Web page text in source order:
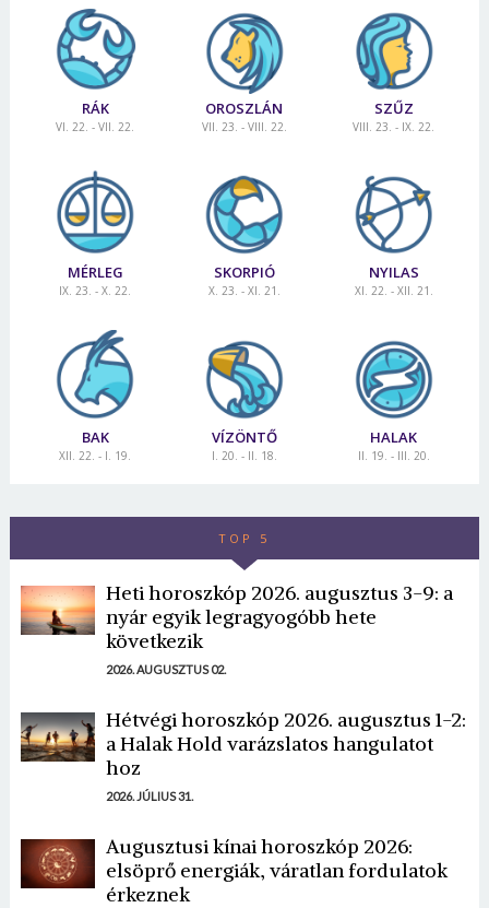
RÁK
VI. 22. - VII. 22.
OROSZLÁN
VII. 23. - VIII. 22.
SZŰZ
VIII. 23. - IX. 22.
MÉRLEG
IX. 23. - X. 22.
SKORPIÓ
X. 23. - XI. 21.
NYILAS
XI. 22. - XII. 21.
BAK
XII. 22. - I. 19.
VÍZÖNTŐ
I. 20. - II. 18.
HALAK
II. 19. - III. 20.
TOP 5
Heti horoszkóp 2026. augusztus 3-9: a
nyár egyik legragyogóbb hete
következik
2026. AUGUSZTUS 02.
Hétvégi horoszkóp 2026. augusztus 1-2:
a Halak Hold varázslatos hangulatot
hoz
2026. JÚLIUS 31.
Augusztusi kínai horoszkóp 2026:
elsöprő energiák, váratlan fordulatok
érkeznek